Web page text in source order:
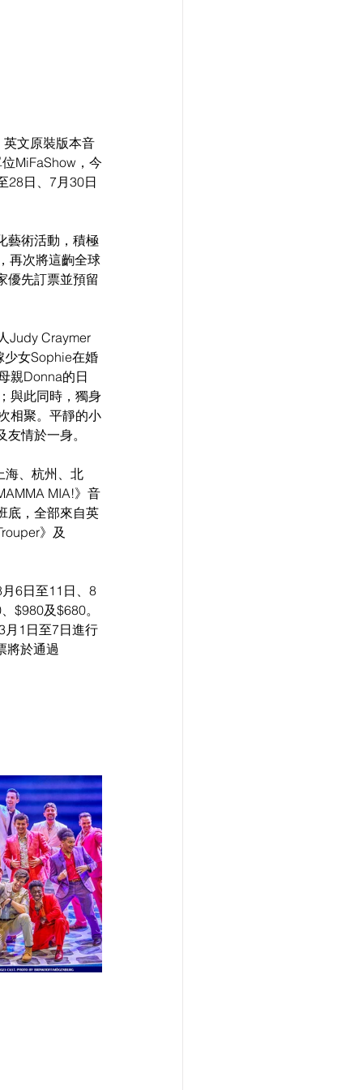
文原裝版本音
MiFaShow，今
28日、7月30日
藝術活動，積極
再次將這齣全球
優先訂票並預留
Judy Craymer
少女Sophie在婚
親Donna的日
與此同時，獨身
相聚。平靜的小
情於一身。
海、杭州、北
MIA!》音
底，全部來自英
》及
6日至11日、8
$980及$680。
月1日至7日進行
將於通過